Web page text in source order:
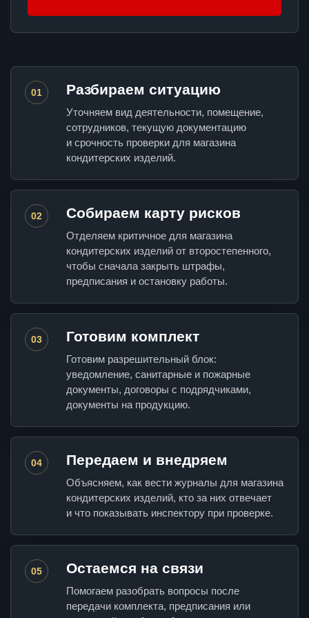
01 Разбираем ситуацию
Уточняем вид деятельности, помещение,
сотрудников, текущую документацию
и срочность проверки для магазина
кондитерских изделий.
02 Собираем карту рисков
Отделяем критичное для магазина
кондитерских изделий от второстепенного,
чтобы сначала закрыть штрафы,
предписания и остановку работы.
03 Готовим комплект
Готовим разрешительный блок:
уведомление, санитарные и пожарные
документы, договоры с подрядчиками,
документы на продукцию.
04 Передаем и внедряем
Объясняем, как вести журналы для магазина
кондитерских изделий, кто за них отвечает
и что показывать инспектору при проверке.
05 Остаемся на связи
Помогаем разобрать вопросы после
передачи комплекта, предписания или